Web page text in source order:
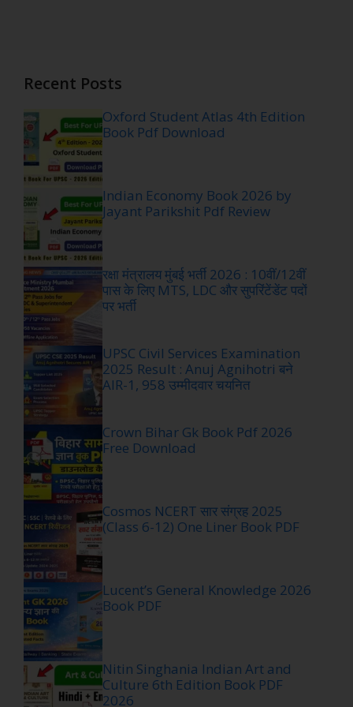
Recent Posts
Oxford Student Atlas 4th Edition
Book Pdf Download
Indian Economy Book 2026 by
Jayant Parikshit Pdf Review
रक्षा मंत्रालय मुंबई भर्ती 2026 : 10वीं/12वीं
पास के लिए MTS, LDC और सुपरिंटेंडेंट पदों
पर भर्ती
UPSC Civil Services Examination
2025 Result : Anuj Agnihotri बने
AIR-1, 958 उम्मीदवार चयनित
Crown Bihar Gk Book Pdf 2026
Free Download
Cosmos NCERT सार संग्रह 2025
(Class 6-12) One Liner Book PDF
Lucent’s General Knowledge 2026
Book PDF
Nitin Singhania Indian Art and
Culture 6th Edition Book PDF
2026